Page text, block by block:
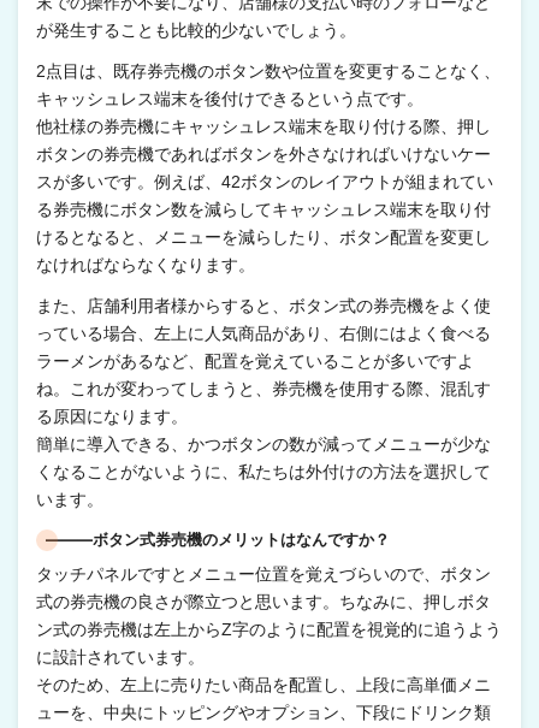
が発生することも比較的少ないでしょう。
2点目は、既存券売機のボタン数や位置を変更することなく、
キャッシュレス端末を後付けできるという点です。
他社様の券売機にキャッシュレス端末を取り付ける際、押し
ボタンの券売機であればボタンを外さなければいけないケー
スが多いです。例えば、42ボタンのレイアウトが組まれてい
る券売機にボタン数を減らしてキャッシュレス端末を取り付
けるとなると、メニューを減らしたり、ボタン配置を変更し
なければならなくなります。
また、店舗利用者様からすると、ボタン式の券売機をよく使
っている場合、左上に人気商品があり、右側にはよく食べる
ラーメンがあるなど、配置を覚えていることが多いですよ
ね。これが変わってしまうと、券売機を使用する際、混乱す
る原因になります。
簡単に導入できる、かつボタンの数が減ってメニューが少な
くなることがないように、私たちは外付けの方法を選択して
います。
―――ボタン式券売機のメリットはなんですか？
タッチパネルですとメニュー位置を覚えづらいので、ボタン
式の券売機の良さが際立つと思います。ちなみに、押しボタ
ン式の券売機は左上からZ字のように配置を視覚的に追うよう
に設計されています。
そのため、左上に売りたい商品を配置し、上段に高単価メニ
ューを、中央にトッピングやオプション、下段にドリンク類